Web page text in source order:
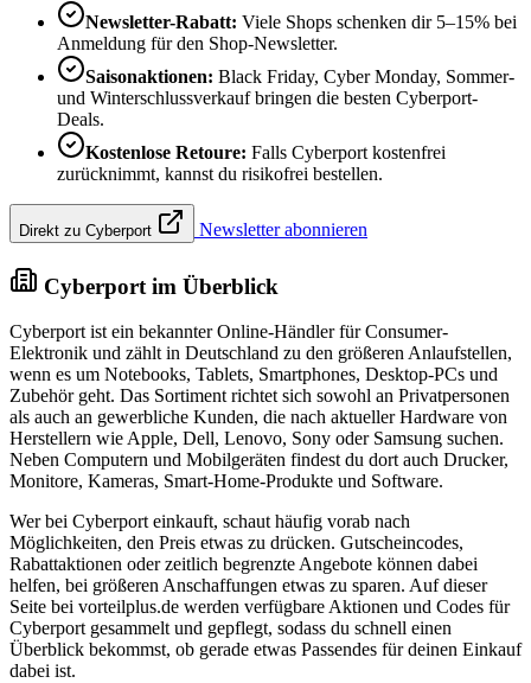
Newsletter-Rabatt: Viele Shops schenken dir 5–15% bei
Anmeldung für den Shop-Newsletter.
Saisonaktionen: Black Friday, Cyber Monday, Sommer-
und Winterschlussverkauf bringen die besten Cyberport-
Deals.
Kostenlose Retoure: Falls Cyberport kostenfrei
zurücknimmt, kannst du risikofrei bestellen.
Direkt zu Cyberport Newsletter abonnieren
Cyberport im Überblick
Cyberport ist ein bekannter Online-Händler für Consumer-
Elektronik und zählt in Deutschland zu den größeren Anlaufstellen,
wenn es um Notebooks, Tablets, Smartphones, Desktop-PCs und
Zubehör geht. Das Sortiment richtet sich sowohl an Privatpersonen
als auch an gewerbliche Kunden, die nach aktueller Hardware von
Herstellern wie Apple, Dell, Lenovo, Sony oder Samsung suchen.
Neben Computern und Mobilgeräten findest du dort auch Drucker,
Monitore, Kameras, Smart-Home-Produkte und Software.
Wer bei Cyberport einkauft, schaut häufig vorab nach
Möglichkeiten, den Preis etwas zu drücken. Gutscheincodes,
Rabattaktionen oder zeitlich begrenzte Angebote können dabei
helfen, bei größeren Anschaffungen etwas zu sparen. Auf dieser
Seite bei vorteilplus.de werden verfügbare Aktionen und Codes für
Cyberport gesammelt und gepflegt, sodass du schnell einen
Überblick bekommst, ob gerade etwas Passendes für deinen Einkauf
dabei ist.